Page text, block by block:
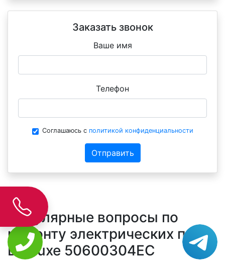
Заказать звонок
Ваше имя
Телефон
Соглашаюсь с политикой конфиденциальности
Отправить
Популярные вопросы по
ремонту электрических плит
De Luxe 50600304EC